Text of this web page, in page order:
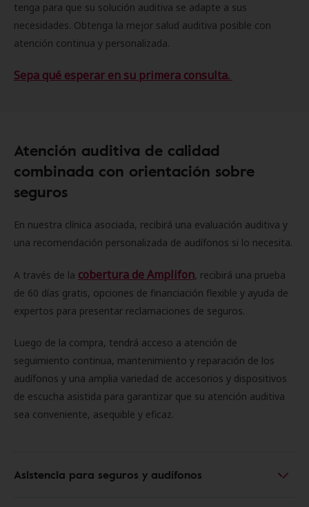
tenga para que su solución auditiva se adapte a sus
necesidades. Obtenga la mejor salud auditiva posible con
atención continua y personalizada.
Sepa qué esperar en su primera consulta.
Atención auditiva de calidad
combinada con orientación sobre
seguros
En nuestra clínica asociada, recibirá una evaluación auditiva y
una recomendación personalizada de audífonos si lo necesita.
A través de la cobertura de Amplifon, recibirá una prueba
de 60 días gratis, opciones de financiación flexible y ayuda de
expertos para presentar reclamaciones de seguros.
Luego de la compra, tendrá acceso a atención de
seguimiento continua, mantenimiento y reparación de los
audífonos y una amplia variedad de accesorios y dispositivos
de escucha asistida para garantizar que su atención auditiva
sea conveniente, asequible y eficaz.
Asistencia para seguros y audífonos